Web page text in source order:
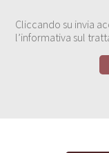
Cliccando su invia
l’informativa sul